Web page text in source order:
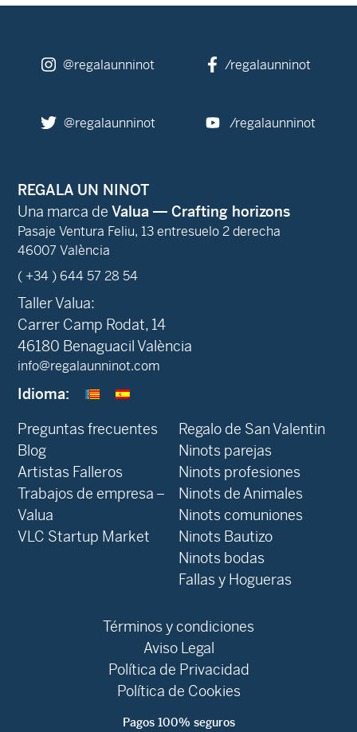
@regalaunninot /regalaunninot
@regalaunninot /regalaunninot
REGALA UN NINOT
Una marca de Valua — Crafting horizons
Pasaje Ventura Feliu, 13 entresuelo 2 derecha
46007 València
( +34 ) 644 57 28 54
Taller Valua:
Carrer Camp Rodat, 14
46180 Benaguacil València
info@regalaunninot.com
Idioma:
Preguntas frecuentes
Blog
Artistas Falleros
Trabajos de empresa –
Valua
VLC Startup Market
Regalo de San Valentin
Ninots parejas
Ninots profesiones
Ninots de Animales
Ninots comuniones
Ninots Bautizo
Ninots bodas
Fallas y Hogueras
Términos y condiciones
Aviso Legal
Política de Privacidad
Política de Cookies
Pagos 100% seguros